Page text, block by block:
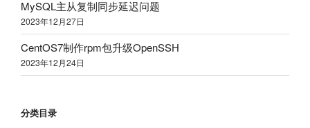
MySQL主从复制同步延迟问题
2023年12月27日
CentOS7制作rpm包升级OpenSSH
2023年12月24日
分类目录